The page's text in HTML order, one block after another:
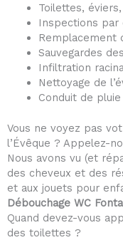
Toilettes,
Inspections par
Remplacement
Sauvegardes
Infiltration
Nettoyage de
Conduit de
Vous ne voyez pas
l’Évêque ? Appelez-
Nous avons vu (et
des cheveux et des
et aux jouets pour
Débouchage WC
Quand devez-vous
des toilettes ?